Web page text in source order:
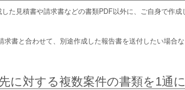
た見積書や請求書などの書類PDF以外に、ご自身で作
求書と合わせて、別途作成した報告書を送付したい場合な
に対する複数案件の書類を1通